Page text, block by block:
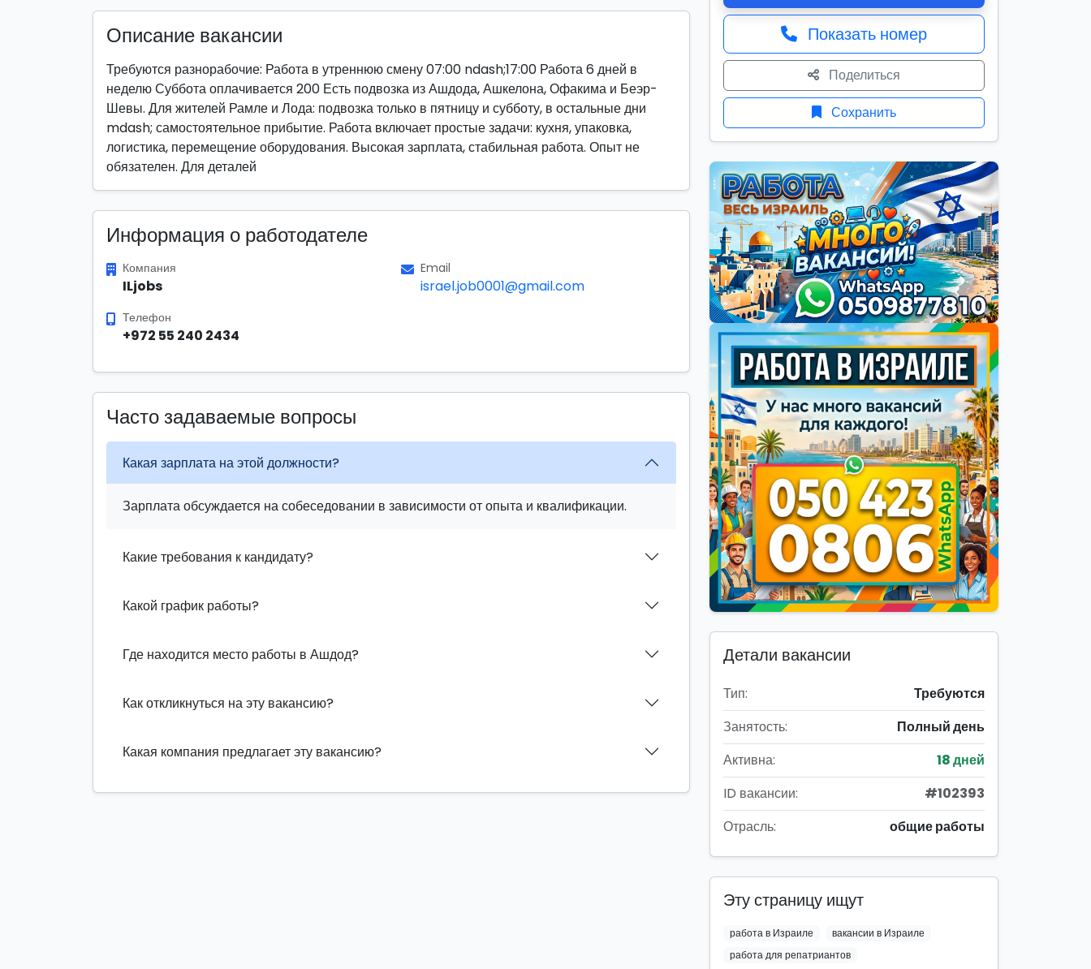
Описание вакансии
Требуются разнорабочие: Работа в утреннюю смену 07:00 ndash;17:00 Работа 6 дней в
неделю Суббота оплачивается 200 Есть подвозка из Ашдода, Ашкелона, Офакима и Беэр-
Шевы. Для жителей Рамле и Лода: подвозка только в пятницу и субботу, в остальные дни
mdash; самостоятельное прибытие. Работа включает простые задачи: кухня, упаковка,
логистика, перемещение оборудования. Высокая зарплата, стабильная работа. Опыт не
обязателен. Для деталей
Информация о работодателе
Компания
ILjobs
Email
israel.job0001@gmail.com
Телефон
+972 55 240 2434
Часто задаваемые вопросы
Какая зарплата на этой должности?
Зарплата обсуждается на собеседовании в зависимости от опыта и квалификации.
Какие требования к кандидату?
Какой график работы?
Где находится место работы в Ашдод?
Как откликнуться на эту вакансию?
Какая компания предлагает эту вакансию?
Показать номер
Поделиться
Сохранить
Детали вакансии
Тип:
Требуются
Занятость:
Полный день
Активна:
18 дней
ID вакансии:
#102393
Отрасль:
общие работы
Эту страницу ищут
работа в Израиле
вакансии в Израиле
работа для репатриантов